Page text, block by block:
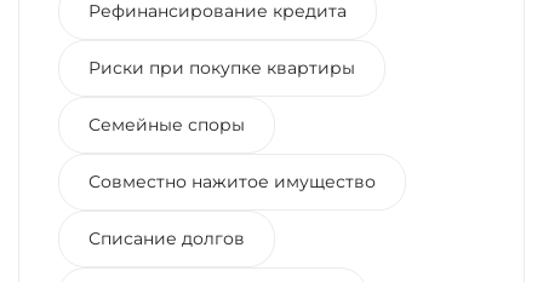
Рефинансирование кредита
Риски при покупке квартиры
Семейные споры
Совместно нажитое имущество
Списание долгов